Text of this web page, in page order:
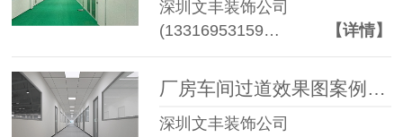
深圳文丰装饰公司
(13316953159…
【详情】
厂房车间过道效果图案例-光明区企业装修效果图
深圳文丰装饰公司